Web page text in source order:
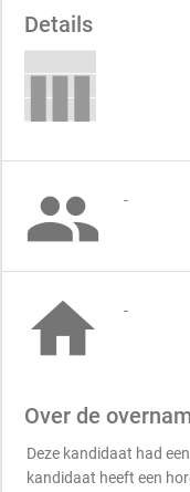
Details
 -
 -
Over de
Deze kandidaat had
kandidaat heeft een